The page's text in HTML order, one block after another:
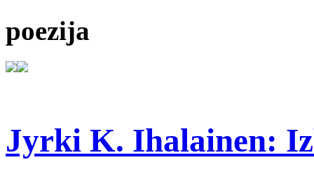
poezija
Jyrki K. Ihalainen: